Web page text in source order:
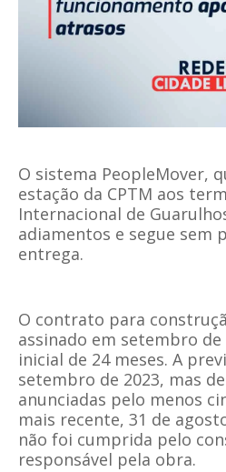
O sistema PeopleMover,
estação da CPTM aos
Internacional de
adiamentos e segue sem
entrega.
O contrato para
assinado em setembro
inicial de 24 meses. A
setembro de 2023, mas
anunciadas pelo menos
mais recente, 31 de
não foi cumprida pelo
responsável pela obra.